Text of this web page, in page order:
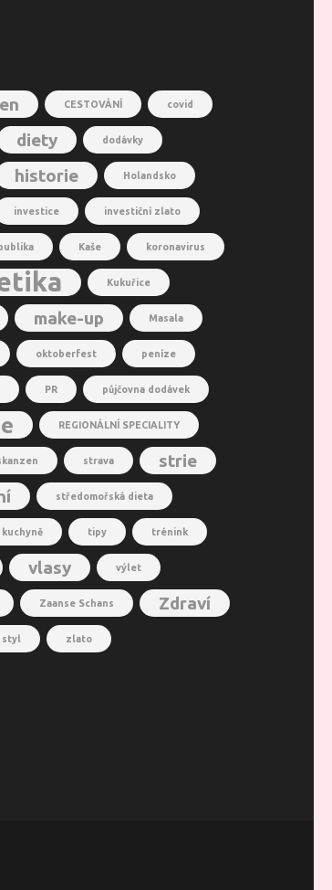
CESTOVÁNÍ covid
diety dodávky
historie Holandsko
investice investiční zlato
Kaše koronavirus
Kukuřice
make-up Masala
oktoberfest peníze
PR půjčovna dodávek
REGIONÁLNÍ SPECIALITY
strava
strie
středomořská dieta
tipy trénink
vlasy výlet
Zaanse Schans Zdraví
styl zlato